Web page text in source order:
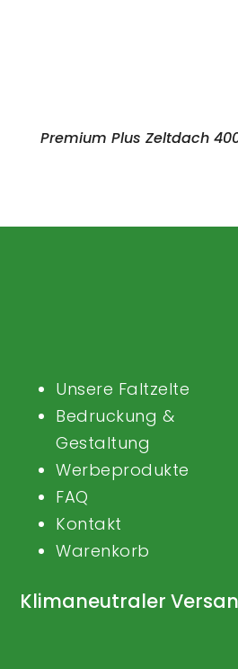
Premium Plus Zeltdach
Unsere Faltzelte
Bedruckung &
Gestaltung
Werbeprodukte
FAQ
Kontakt
Warenkorb
Klimaneutraler